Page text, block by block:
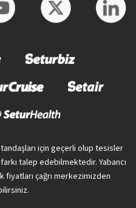
için geçerli olup tesisler
talep edebilmektedir. Yabancı
çağrı merkezimizden